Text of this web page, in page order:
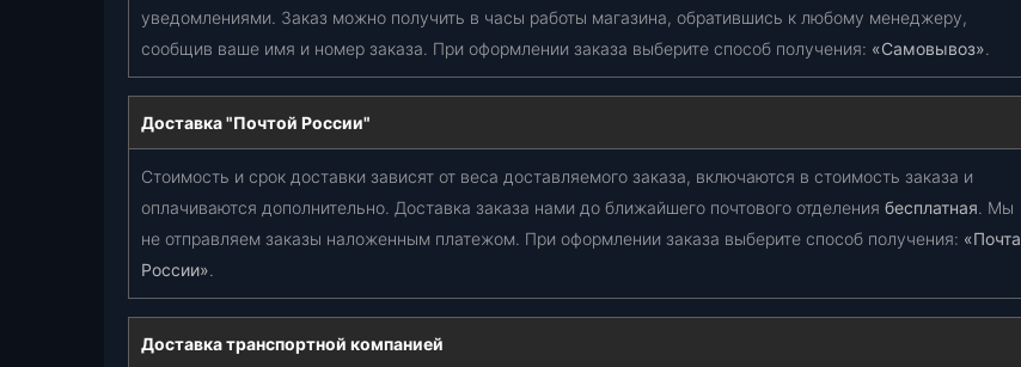
уведомлениями. Заказ можно получить в часы работы магазина, обратившись к любому менеджеру,
сообщив ваше имя и номер заказа. При оформлении заказа выберите способ получения: «Самовывоз».
Доставка "Почтой России"
Стоимость и срок доставки зависят от веса доставляемого заказа, включаются в стоимость заказа и
оплачиваются дополнительно. Доставка заказа нами до ближайшего почтового отделения бесплатная. Мы
не отправляем заказы наложенным платежом. При оформлении заказа выберите способ получения: «Почта
России».
Доставка транспортной компанией